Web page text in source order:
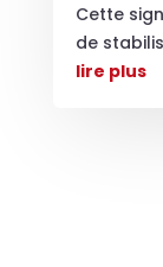
Cette
de
lire plus